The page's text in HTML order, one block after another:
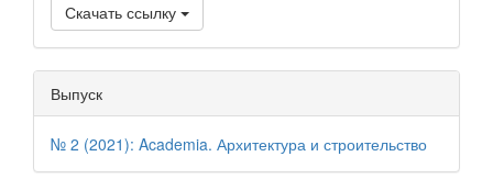
Скачать ссылку
Выпуск
№ 2 (2021): Academia. Архитектура и строительство